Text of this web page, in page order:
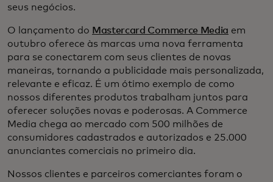
seus negócios.
O lançamento do Mastercard Commerce Media em
outubro oferece às marcas uma nova ferramenta
para se conectarem com seus clientes de novas
maneiras, tornando a publicidade mais personalizada,
relevante e eficaz. É um ótimo exemplo de como
nossos diferentes produtos trabalham juntos para
oferecer soluções novas e poderosas. A Commerce
Media chega ao mercado com 500 milhões de
consumidores cadastrados e autorizados e 25.000
anunciantes comerciais no primeiro dia.
Nossos clientes e parceiros comerciantes foram o